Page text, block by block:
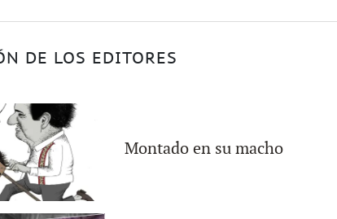
DE LOS EDITORES
Montado en su macho